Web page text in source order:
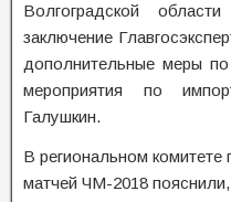
Волгоградской
заключение
дополнительные меры
мероприятия по
Галушкин.
В региональном комитете
матчей ЧМ-2018 пояснили,